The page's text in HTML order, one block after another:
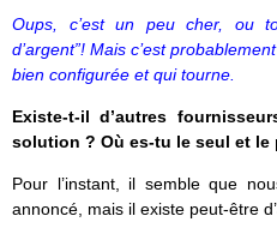
Oups, c’est un peu cher, ou
d’argent”! Mais c’est
bien configurée et qui tourne.
Existe-t-il d’autres
solution ? Où es-tu le seul et le
Pour l’instant, il semble que
annoncé, mais il existe peut-être